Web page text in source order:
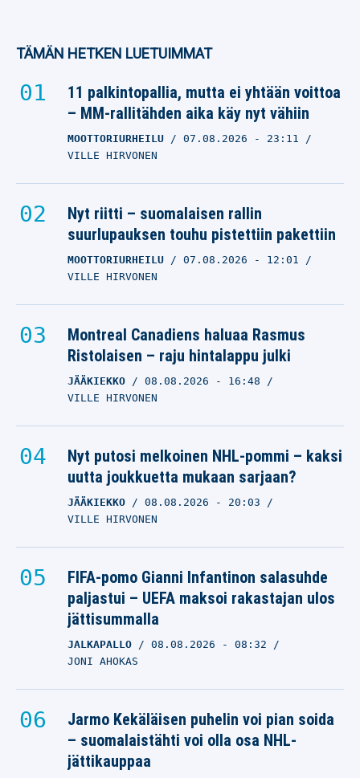
TÄMÄN HETKEN LUETUIMMAT
11 palkintopallia, mutta ei yhtään voittoa
– MM-rallitähden aika käy nyt vähiin
MOOTTORIURHEILU 07.08.2026 - 23:11
VILLE HIRVONEN
Nyt riitti – suomalaisen rallin
suurlupauksen touhu pistettiin pakettiin
MOOTTORIURHEILU 07.08.2026 - 12:01
VILLE HIRVONEN
Montreal Canadiens haluaa Rasmus
Ristolaisen – raju hintalappu julki
JÄÄKIEKKO 08.08.2026 - 16:48
VILLE HIRVONEN
Nyt putosi melkoinen NHL-pommi – kaksi
uutta joukkuetta mukaan sarjaan?
JÄÄKIEKKO 08.08.2026 - 20:03
VILLE HIRVONEN
FIFA-pomo Gianni Infantinon salasuhde
paljastui – UEFA maksoi rakastajan ulos
jättisummalla
JALKAPALLO 08.08.2026 - 08:32
JONI AHOKAS
Jarmo Kekäläisen puhelin voi pian soida
– suomalaistähti voi olla osa NHL-
jättikauppaa